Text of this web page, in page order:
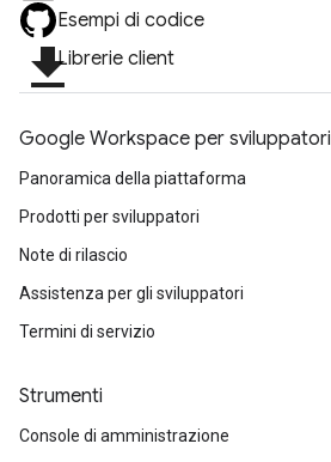
Esempi di codice
file_downloadLibrerie client
Google Workspace per sviluppatori
Panoramica della piattaforma
Prodotti per sviluppatori
Note di rilascio
Assistenza per gli sviluppatori
Termini di servizio
Strumenti
Console di amministrazione